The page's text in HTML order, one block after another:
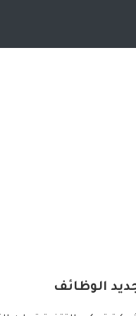
الوظائف